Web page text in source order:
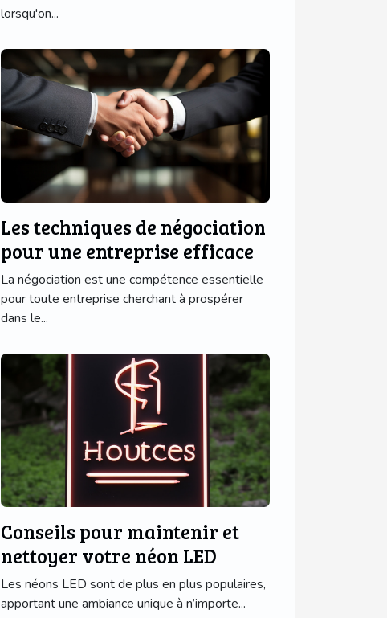
lorsqu'on...
Les techniques de négociation
pour une entreprise efficace
La négociation est une compétence essentielle
pour toute entreprise cherchant à prospérer
dans le...
Conseils pour maintenir et
nettoyer votre néon LED
Les néons LED sont de plus en plus populaires,
apportant une ambiance unique à n’importe...